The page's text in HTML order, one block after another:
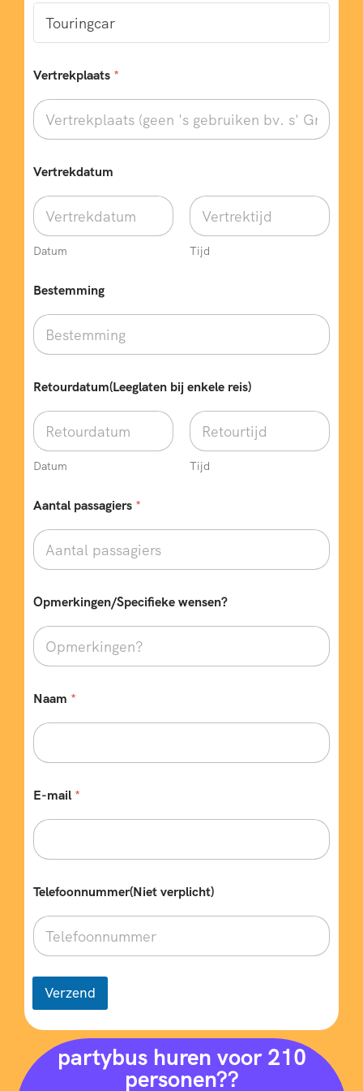
l
y
e
n
e
e
Vertrekplaats *
Vertrekdatum
Datum Tijd
Bestemming
Retourdatum(Leeglaten bij enkele reis)
Datum Tijd
Aantal passagiers *
Opmerkingen/Specifieke wensen?
Naam *
E-mail *
Telefoonnummer(Niet verplicht)
Verzend
partybus huren voor 210
personen??